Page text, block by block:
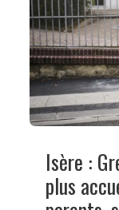
Isère :
plus